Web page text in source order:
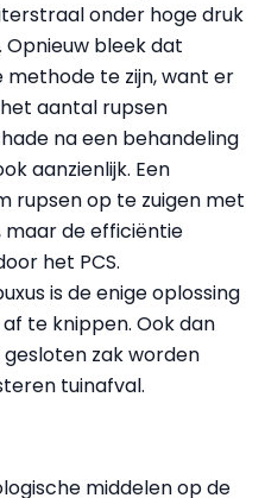
onder hoge druk
bleek dat
te zijn, want er
aantal rupsen
na een behandeling
aanzienlijk. Een
rupsen op te zuigen met
de efficiëntie
het PCS.
is de enige oplossing
te knippen. Ook dan
zak worden
tuinafval.
middelen op de